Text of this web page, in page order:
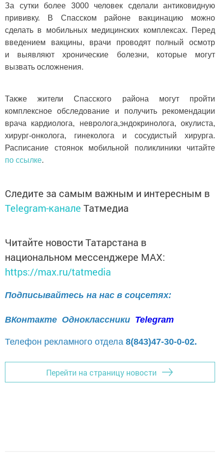
За сутки более 3000 человек сделали антиковидную
прививку. В Спасском районе вакцинацию можно
сделать в мобильных медицинских комплексах. Перед
введением вакцины, врачи проводят полный осмотр
и выявляют хронические болезни, которые могут
вызвать осложнения.
Также жители Спасского района могут пройти
комплексное обследование и получить рекомендации
врача кардиолога, невролога,эндокринолога, окулиста,
хирург-онколога, гинеколога и сосудистый хирурга.
Расписание стоянок мобильной поликлиники читайте
по ссылке.
Следите за самым важным и интересным в
Telegram-канале Татмедиа
Читайте новости Татарстана в
национальном мессенджере MАХ:
https://max.ru/tatmedia
Подписывайтесь на нас в соцсетях:
ВКонтакте Одноклассники Telegram
Телефон рекламного отдела 8(843)47-30-0-02.
Перейти на страницу новости